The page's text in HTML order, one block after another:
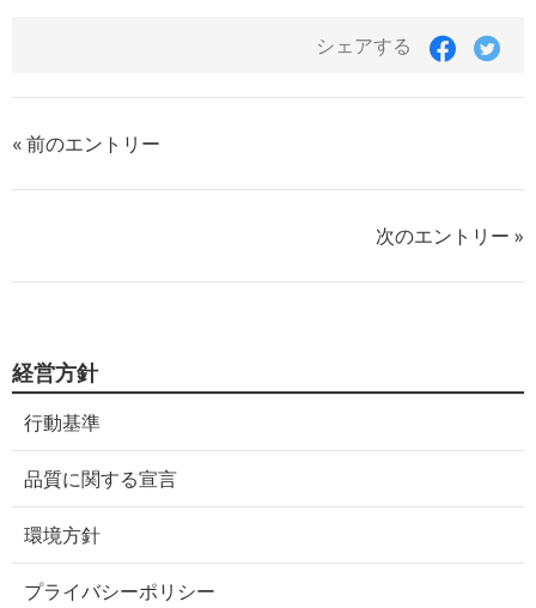
シェアする
« 前のエントリー
次のエントリー »
経営方針
行動基準
品質に関する宣言
環境方針
プライバシーポリシー